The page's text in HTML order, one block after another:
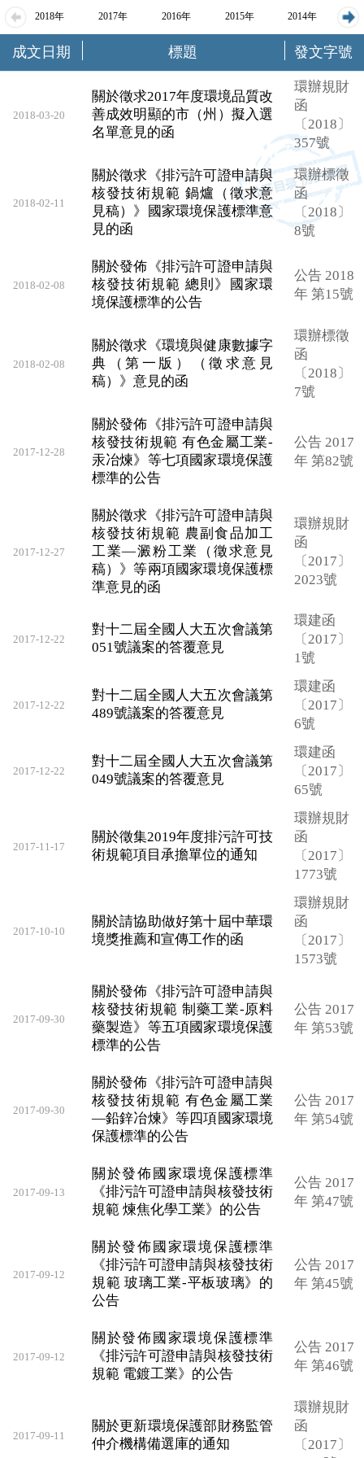
2018年 2017年 2016年 2015年 2014年
成文日期 標題 發文字號
2018-03-20
關於徵求2017年度環境品質改
善成效明顯的市（州）擬入選
名單意見的函
環辦規財
函
〔2018〕
357號
2018-02-11
關於徵求《排污許可證申請與
核發技術規範 鍋爐（徵求意
見稿）》國家環境保護標準意
見的函
環辦標徵
函
〔2018〕
8號
2018-02-08
關於發佈《排污許可證申請與
核發技術規範 總則》國家環
境保護標準的公告
公告 2018
年 第15號
2018-02-08
關於徵求《環境與健康數據字
典（第一版）（徵求意見
稿）》意見的函
環辦標徵
函
〔2018〕
7號
2017-12-28
關於發佈《排污許可證申請與
核發技術規範 有色金屬工業-
汞冶煉》等七項國家環境保護
標準的公告
公告 2017
年 第82號
2017-12-27
關於徵求《排污許可證申請與
核發技術規範 農副食品加工
工業—澱粉工業（徵求意見
稿）》等兩項國家環境保護標
準意見的函
環辦規財
函
〔2017〕
2023號
2017-12-22
對十二屆全國人大五次會議第
051號議案的答覆意見
環建函
〔2017〕
1號
2017-12-22
對十二屆全國人大五次會議第
489號議案的答覆意見
環建函
〔2017〕
6號
2017-12-22
對十二屆全國人大五次會議第
049號議案的答覆意見
環建函
〔2017〕
65號
2017-11-17
關於徵集2019年度排污許可技
術規範項目承擔單位的通知
環辦規財
函
〔2017〕
1773號
2017-10-10
關於請協助做好第十屆中華環
境獎推薦和宣傳工作的函
環辦規財
函
〔2017〕
1573號
2017-09-30
關於發佈《排污許可證申請與
核發技術規範 制藥工業-原料
藥製造》等五項國家環境保護
標準的公告
公告 2017
年 第53號
2017-09-30
關於發佈《排污許可證申請與
核發技術規範 有色金屬工業
—鉛鋅冶煉》等四項國家環境
保護標準的公告
公告 2017
年 第54號
2017-09-13
關於發佈國家環境保護標準
《排污許可證申請與核發技術
規範 煉焦化學工業》的公告
公告 2017
年 第47號
2017-09-12
關於發佈國家環境保護標準
《排污許可證申請與核發技術
規範 玻璃工業-平板玻璃》的
公告
公告 2017
年 第45號
2017-09-12
關於發佈國家環境保護標準
《排污許可證申請與核發技術
規範 電鍍工業》的公告
公告 2017
年 第46號
2017-09-11
關於更新環境保護部財務監管
仲介機構備選庫的通知
環辦規財
函
〔2017〕